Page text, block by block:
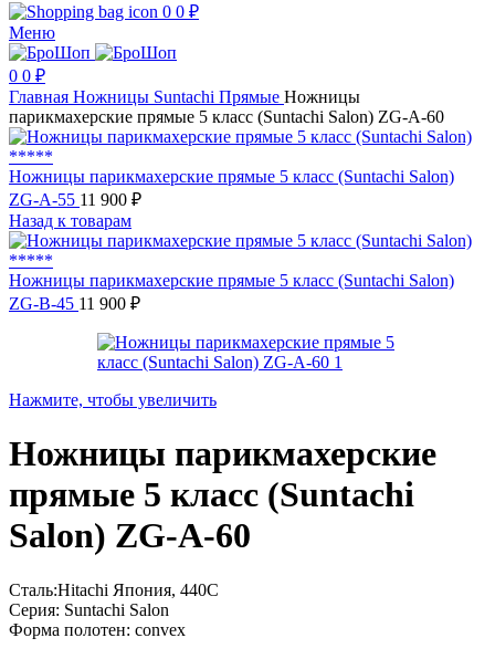
0 0 ₽
Меню
0 0 ₽
Главная Ножницы Suntachi Прямые Ножницы
парикмахерские прямые 5 класс (Suntachi Salon) ZG-A-60
Ножницы парикмахерские прямые 5 класс (Suntachi Salon)
ZG-A-55 11 900 ₽
Назад к товарам
Ножницы парикмахерские прямые 5 класс (Suntachi Salon)
ZG-B-45 11 900 ₽
Нажмите, чтобы увеличить
Ножницы парикмахерские
прямые 5 класс (Suntachi
Salon) ZG-A-60
Сталь:Hitachi Япония, 440C
Серия: Suntachi Salon
Форма полотен: convex